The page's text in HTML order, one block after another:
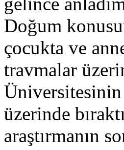
Doğum
çocukta ve
travmalar
Üniversitesinin
üzerinde
araştırmanın